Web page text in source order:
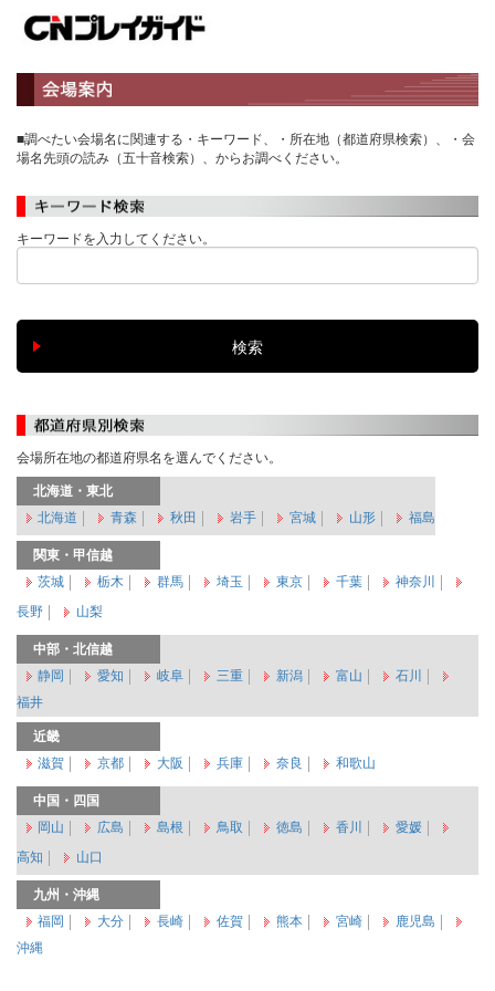
■調べたい会場名に関連する・キーワード、・所在地（都道府県検索）、・会
場名先頭の読み（五十音検索）、からお調べください。
キーワードを入力してください。
会場所在地の都道府県名を選んでください。
北海道・東北
北海道
青森 秋田 岩手 宮城 山形 福島
関東・甲信越
茨城
栃木 群馬 埼玉 東京 千葉
神奈川
長野
山梨
中部・北信越
静岡
愛知 岐阜 三重 新潟 富山
石川
福井
近畿
滋賀
京都 大阪 兵庫 奈良 和歌山
中国・四国
岡山
広島 島根 鳥取 徳島 香川
愛媛
高知
山口
九州・沖縄
福岡
大分 長崎 佐賀 熊本 宮崎
鹿児島
沖縄